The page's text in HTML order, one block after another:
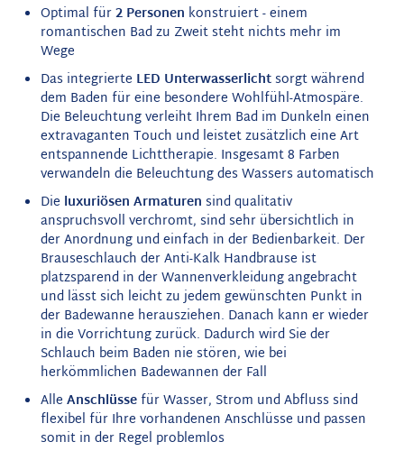
Optimal für2 Personen konstruiert - einem
romantischen Bad zu Zweit steht nichts mehr im
Wege
Das integrierte LED Unterwasserlichtsorgt während
dem Baden für eine besondere Wohlfühl-Atmospäre.
Die Beleuchtung verleiht Ihrem Bad im Dunkeln einen
extravaganten Touch und leistet zusätzlich eine Art
entspannende Lichttherapie. Insgesamt 8 Farben
verwandeln die Beleuchtung des Wassers automatisch
Die luxuriösen Armaturen sind qualitativ
anspruchsvoll verchromt, sind sehr übersichtlich in
der Anordnung und einfach in der Bedienbarkeit. Der
Brauseschlauch der Anti-Kalk Handbrause ist
platzsparend in der Wannenverkleidung angebracht
und lässt sich leicht zu jedem gewünschten Punkt in
der Badewanne herausziehen. Danach kann er wieder
in die Vorrichtung zurück. Dadurch wird Sie der
Schlauch beim Baden nie stören, wie bei
herkömmlichen Badewannen der Fall
Alle Anschlüssefür Wasser, Strom und Abfluss sind
flexibel für Ihre vorhandenen Anschlüsse und passen
somit in der Regel problemlos